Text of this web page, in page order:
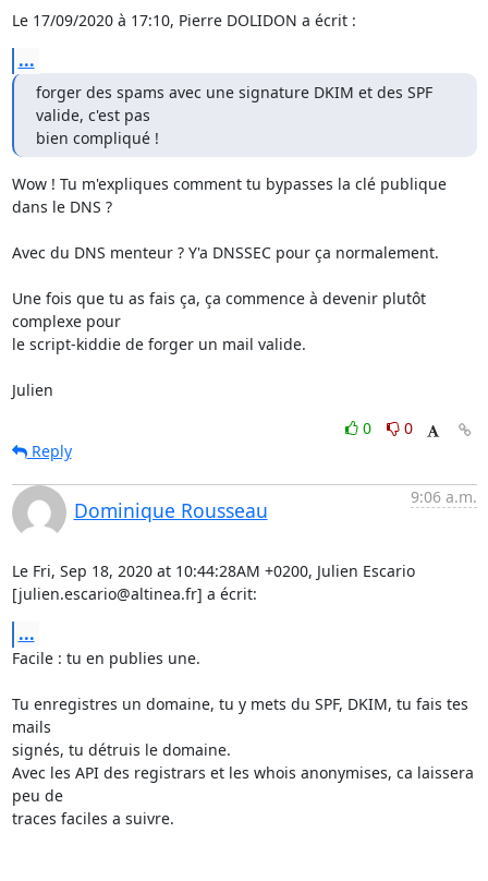
Le 17/09/2020 à 17:10, Pierre DOLIDON a écrit :
...
forger des spams avec une signature DKIM et des SPF
valide, c'est pas
bien compliqué !
Wow ! Tu m'expliques comment tu bypasses la clé publique
dans le DNS ?
Avec du DNS menteur ? Y'a DNSSEC pour ça normalement.
Une fois que tu as fais ça, ça commence à devenir plutôt
complexe pour
le script-kiddie de forger un mail valide.
Julien
0
0
Reply
Dominique Rousseau
9:06 a.m.
Le Fri, Sep 18, 2020 at 10:44:28AM +0200, Julien Escario
[julien.escario@altinea.fr] a écrit:
...
Facile : tu en publies une.
Tu enregistres un domaine, tu y mets du SPF, DKIM, tu fais tes
mails
signés, tu détruis le domaine.
Avec les API des registrars et les whois anonymises, ca laissera
peu de
traces faciles a suivre.